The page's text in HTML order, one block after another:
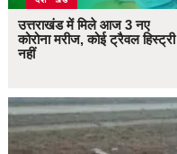
उत्तराखंड में मिले आज 3 नए
कोरोना मरीज, कोई ट्रैवल हिस्ट्री
नहीं